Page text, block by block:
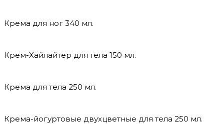
Крема для ног 340 мл.
Крем-Хайлайтер для тела 150 мл.
Крема для тела 250 мл.
Крема-йогуртовые двухцветные для тела 250 мл.